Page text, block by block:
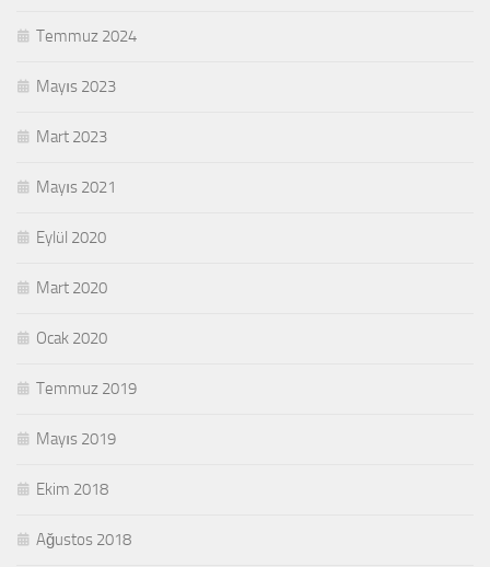
Temmuz 2024
Mayıs 2023
Mart 2023
Mayıs 2021
Eylül 2020
Mart 2020
Ocak 2020
Temmuz 2019
Mayıs 2019
Ekim 2018
Ağustos 2018